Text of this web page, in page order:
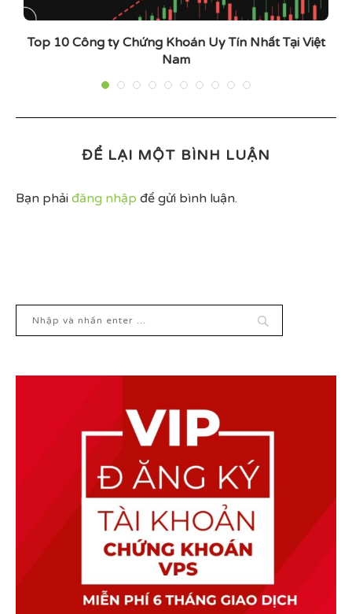
Top 10 Công ty Chứng Khoán Uy Tín Nhất Tại Việt
Nam
ĐỂ LẠI MỘT BÌNH LUẬN
Bạn phải đăng nhập để gửi bình luận.